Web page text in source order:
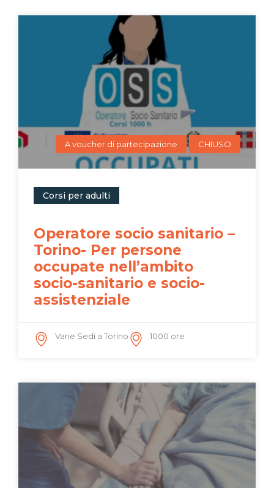
A voucher di partecipazione CHIUSO
Corsi per adulti
Operatore socio sanitario –
Torino- Per persone
occupate nell’ambito
socio-sanitario e socio-
assistenziale
Varie Sedi a Torino 1000 ore